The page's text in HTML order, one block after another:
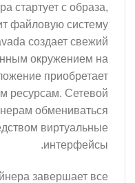
стартует с образа,
файловую систему
создает свежий
окружением на
приобретает
ресурсам. Сетевой
обмениваться
виртуальные
интерфейсы.
завершает все